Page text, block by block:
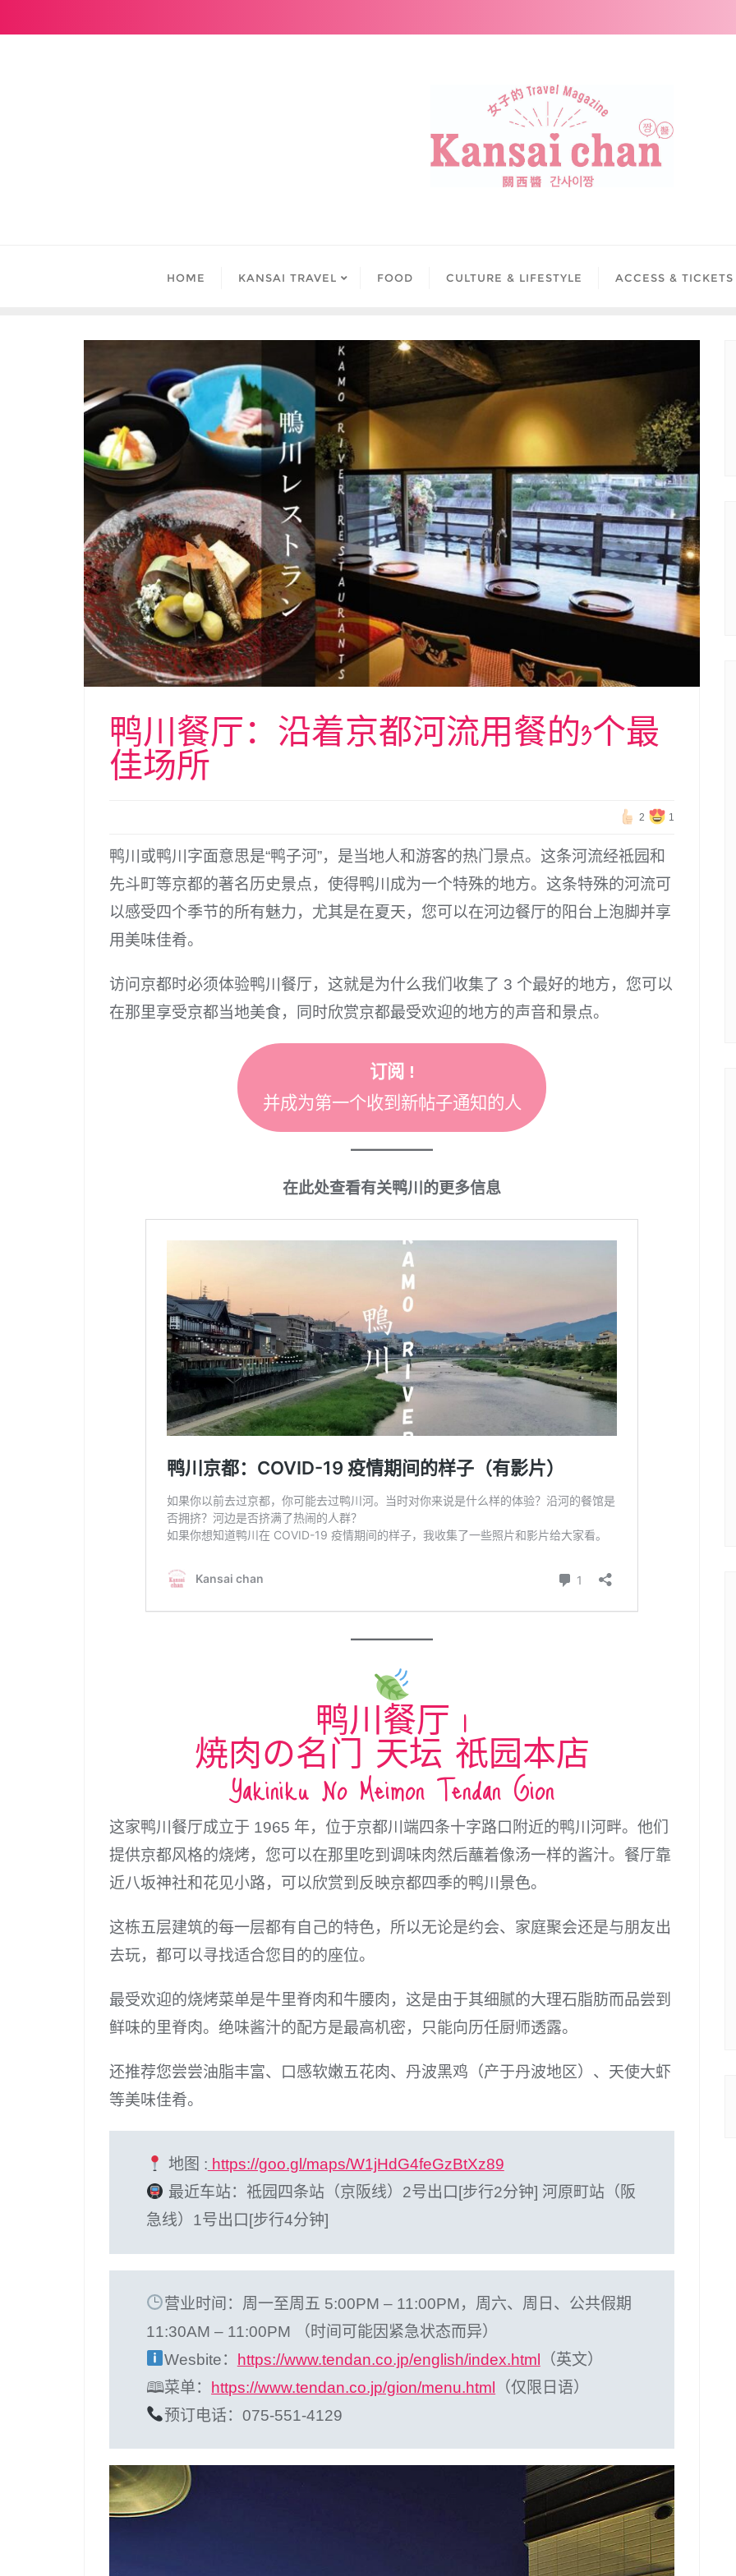
HOME KANSAI TRAVEL FOOD CULTURE & LIFESTYLE ACCESS & TICKETS
鸭川餐厅：沿着京都河流用餐的3个最
佳场所
2 1
鸭川或鸭川字面意思是“鸭子河”，是当地人和游客的热门景点。这条河流经祗园和
先斗町等京都的著名历史景点，使得鸭川成为一个特殊的地方。这条特殊的河流可
以感受四个季节的所有魅力，尤其是在夏天，您可以在河边餐厅的阳台上泡脚并享
用美味佳肴。
访问京都时必须体验鸭川餐厅，这就是为什么我们收集了 3 个最好的地方，您可以
在那里享受京都当地美食，同时欣赏京都最受欢迎的地方的声音和景点。
订阅 !
并成为第一个收到新帖子通知的人
在此处查看有关鸭川的更多信息
鸭川餐厅 1
焼肉の名门 天坛 祇园本店
Yakiniku No Meimon Tendan Gion
这家鸭川餐厅成立于 1965 年，位于京都川端四条十字路口附近的鸭川河畔。他们
提供京都风格的烧烤，您可以在那里吃到调味肉然后蘸着像汤一样的酱汁。餐厅靠
近八坂神社和花见小路，可以欣赏到反映京都四季的鸭川景色。
这栋五层建筑的每一层都有自己的特色，所以无论是约会、家庭聚会还是与朋友出
去玩，都可以寻找适合您目的的座位。
最受欢迎的烧烤菜单是牛里脊肉和牛腰肉，这是由于其细腻的大理石脂肪而品尝到
鲜味的里脊肉。绝味酱汁的配方是最高机密，只能向历任厨师透露。
还推荐您尝尝油脂丰富、口感软嫩五花肉、丹波黑鸡（产于丹波地区）、天使大虾
等美味佳肴。
地图 : https://goo.gl/maps/W1jHdG4feGzBtXz89
最近车站：祗园四条站（京阪线）2号出口[步行2分钟] 河原町站（阪
急线）1号出口[步行4分钟]
营业时间：周一至周五 5:00PM – 11:00PM，周六、周日、公共假期
11:30AM – 11:00PM （时间可能因紧急状态而异）
Wesbite： https://www.tendan.co.jp/english/index.html （英文）
🕮菜单： https://www.tendan.co.jp/gion/menu.html （仅限日语）
预订电话：075-551-4129